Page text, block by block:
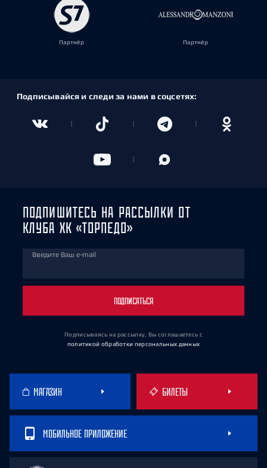
Партнёр Партнёр
Подписывайся и следи за нами в соцсетях:
ПОДПИШИТЕСЬ НА РАССЫЛКИ ОТ
КЛУБА ХК «ТОРПЕДО»
Введите Ваш e-mail
ПОДПИСАТЬСЯ
Подписываясь на рассылку, Вы соглашаетесь с
политикой обработки персональных данных
МАГАЗИН БИЛЕТЫ
МОБИЛЬНОЕ ПРИЛОЖЕНИЕ